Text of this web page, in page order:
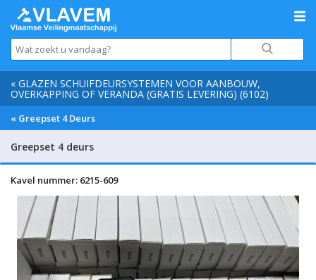
« GLAZEN SCHUIFDEURSYSTEMEN VOOR AANBOUW,
OVERKAPPING OF VERANDA (GRATIS LEVERING) (6102)
« Greepset 4 Deurs
Greepset 4 deurs
Kavel nummer: 6215-609